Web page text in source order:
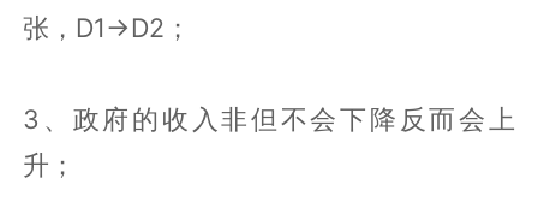
张，D1→D2；
3、政府的收入非但不会下降反而会上
升；